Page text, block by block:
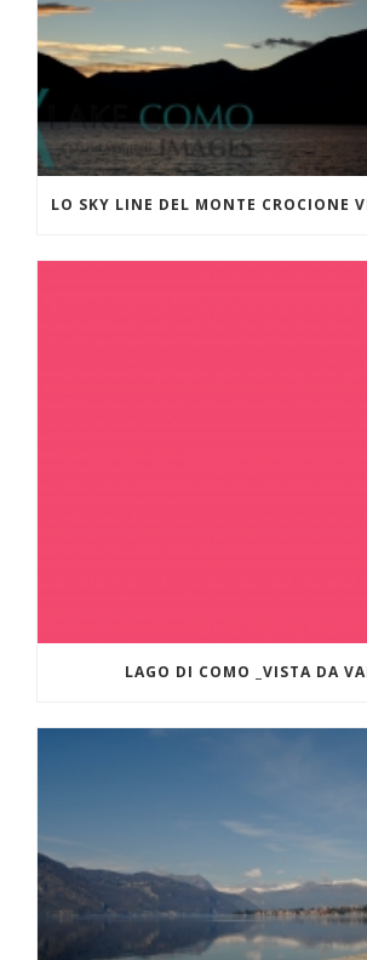
LO SKY LINE DEL MONTE CROCIONE
LAGO DI COMO _VISTA DA